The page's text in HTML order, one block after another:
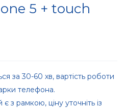
5 + touch
за 30-60 хв, вартість роботи
телефона.
з рамкою, ціну уточніть із